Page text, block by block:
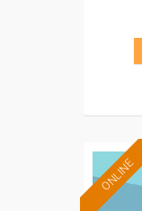
ONLINE